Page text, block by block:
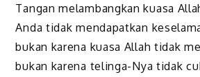
Tangan melambangkan kuasa
Anda tidak mendapatkan
bukan karena kuasa Allah tidak
bukan karena telinga-Nya tidak